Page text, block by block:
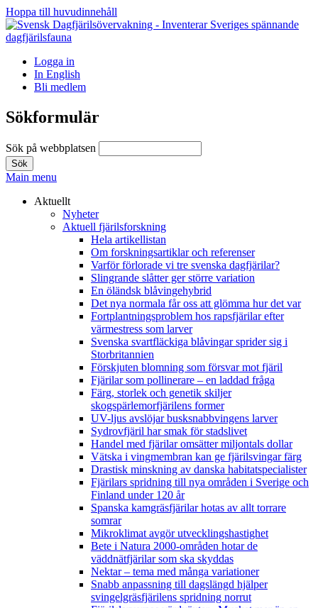
Hoppa till huvudinnehåll
Logga in
In English
Bli medlem
Sökformulär
Sök på webbplatsen
Main menu
Aktuellt
Nyheter
Aktuell fjärilsforskning
Hela artikellistan
Om forskningsartiklar och referenser
Varför förlorade vi tre svenska dagfjärilar?
Slingrande slåtter ger större variation
En öländsk blåvingehybrid
Det nya normala får oss att glömma hur det var
Fortplantningsproblem hos rapsfjärilar efter
värmestress som larver
Svenska svartfläckiga blåvingar sprider sig i
Storbritannien
Förskjuten blomning som försvar mot fjäril
Fjärilar som pollinerare – en laddad fråga
Färg, storlek och genetik skiljer
skogspärlemorfjärilens former
UV-ljus avslöjar busksnabbvingens larver
Sydrovfjäril har smak för stadslivet
Handel med fjärilar omsätter miljontals dollar
Vätska i vingmembran kan ge fjärilsvingar färg
Drastisk minskning av danska habitatspecialister
Fjärilars spridning till nya områden i Sverige och
Finland under 120 år
Spanska kamgräsfjärilar hotas av allt torrare
somrar
Mikroklimat avgör utvecklingshastighet
Bete i Natura 2000-områden hotar de
väddnätfjärilar som ska skyddas
Nektar – tema med många variationer
Snabb anpassning till dagslängd hjälper
svingelgräsfjärilens spridning norrut